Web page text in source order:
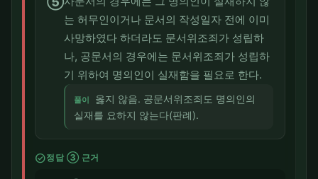
는 허무인이거나 문서의 작성일자 전에 이미
사망하였다 하더라도 문서위조죄가 성립하
나, 공문서의 경우에는 문서위조죄가 성립하
기 위하여 명의인이 실재함을 필요로 한다.
풀이
옳지 않음. 공문서위조죄도 명의인의
실재를 요하지 않는다(판례).
check_circle정답 ③ 근거